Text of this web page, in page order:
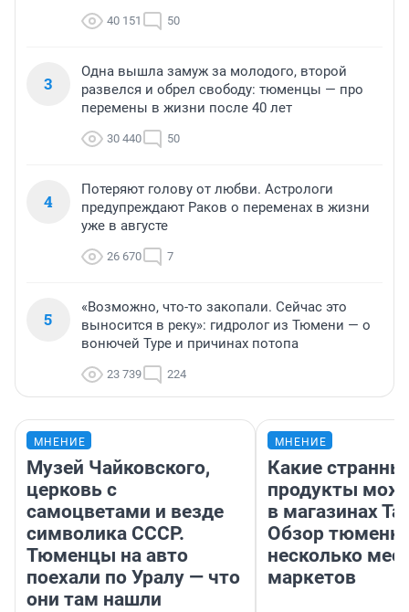
40 151 50
3
Одна вышла замуж за молодого, второй
развелся и обрел свободу: тюменцы — про
перемены в жизни после 40 лет
30 440 50
4
Потеряют голову от любви. Астрологи
предупреждают Раков о переменах в жизни
уже в августе
26 670 7
5
«Возможно, что-то закопали. Сейчас это
выносится в реку»: гидролог из Тюмени — о
вонючей Туре и причинах потопа
23 739 224
МНЕНИЕ
Музей Чайковского,
церковь с
самоцветами и везде
символика СССР.
Тюменцы на авто
поехали по Уралу — что
они там нашли
МНЕНИЕ
Какие
продукты
в магазинах
Обзор
несколько
маркетов